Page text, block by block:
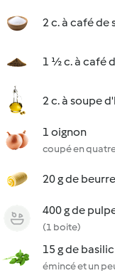
2 c. à café de
1 ½ c. à café
2 c. à soupe
1 oignon
coupé en
20 g de beurre
400 g de
(1 boite)
15 g de
émincé et un